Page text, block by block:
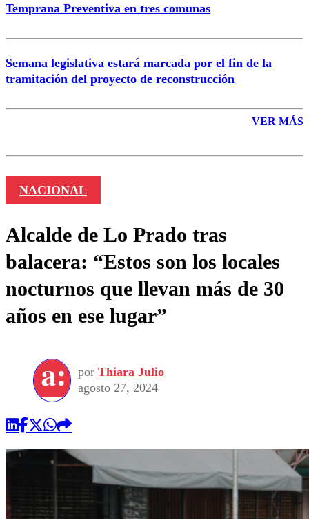
Temprana Preventiva en tres comunas
Semana legislativa estará marcada por el fin de la
tramitación del proyecto de reconstrucción
VER MÁS
NACIONAL
Alcalde de Lo Prado tras
balacera: “Estos son los locales
nocturnos que llevan más de 30
años en ese lugar”
por Thiara Julio
agosto 27, 2024